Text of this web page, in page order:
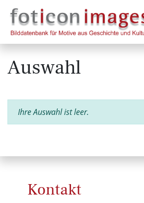
Auswahl
Ihre Auswahl ist leer.
Kontakt